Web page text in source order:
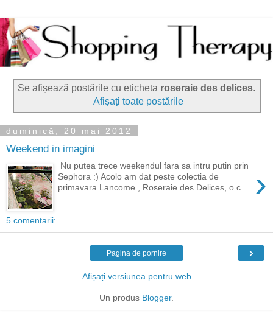
Se afișează postările cu eticheta roseraie des delices.
Afișați toate postările
duminică, 20 mai 2012
Weekend in imagini
›
Nu putea trece weekendul fara sa intru putin prin
Sephora :) Acolo am dat peste colectia de
primavara Lancome , Roseraie des Delices, o c...
5 comentarii:
›
Pagina de pornire
Afișați versiunea pentru web
Un produs Blogger.